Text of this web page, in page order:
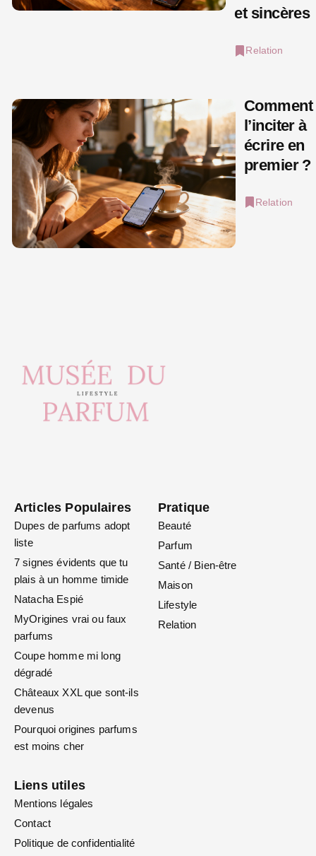
et sincères
Relation
Comment
l’inciter à
écrire en
premier ?
Relation
Articles Populaires
Dupes de parfums adopt
liste
7 signes évidents que tu
plais à un homme timide
Natacha Espié
MyOrigines vrai ou faux
parfums
Coupe homme mi long
dégradé
Châteaux XXL que sont-ils
devenus
Pourquoi origines parfums
est moins cher
Pratique
Beauté
Parfum
Santé / Bien-être
Maison
Lifestyle
Relation
Liens utiles
Mentions légales
Contact
Politique de confidentialité